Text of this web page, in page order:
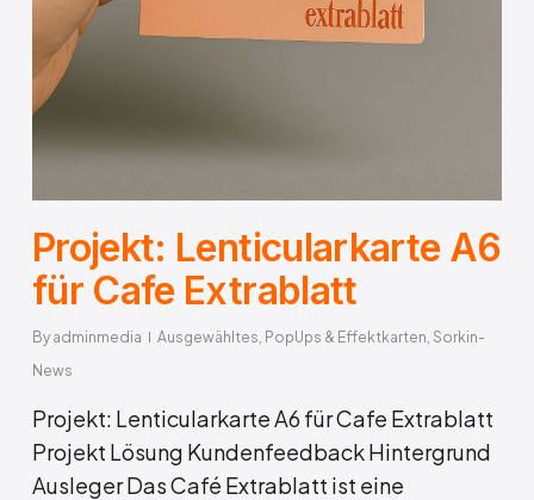
Projekt: Lenticularkarte A6
für Cafe Extrablatt
By adminmedia Ausgewähltes PopUps & Effektkarten Sorkin-
News
Projekt: Lenticularkarte A6 für Cafe Extrablatt
Projekt Lösung Kundenfeedback Hintergrund
Ausleger Das Café Extrablatt ist eine